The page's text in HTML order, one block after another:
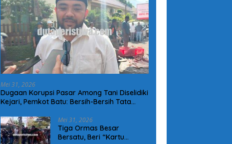
Mei 31, 2026
Dugaan Korupsi Pasar Among Tani Diselidiki
Kejari, Pemkot Batu: Bersih-Bersih Tata
Mei 31, 2026
Tiga Ormas Besar
Bersatu, Beri “Kartu